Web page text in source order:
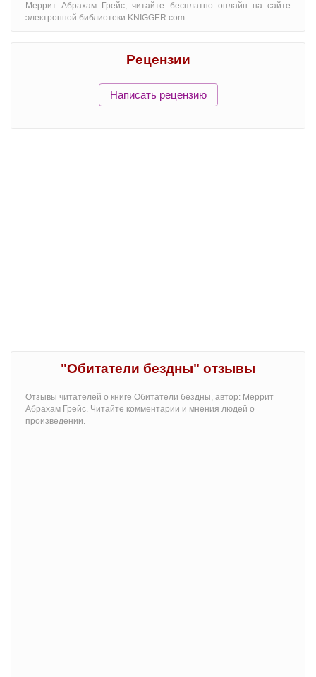
Меррит Абрахам Грейс, читайте бесплатно онлайн на сайте
электронной библиотеки KNIGGER.com
Рецензии
Написать рецензию
"Обитатели бездны" отзывы
Отзывы читателей о книге Обитатели бездны, автор: Меррит
Абрахам Грейс. Читайте комментарии и мнения людей о
произведении.